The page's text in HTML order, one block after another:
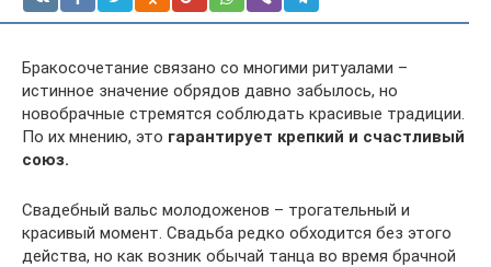
Бракосочетание связано со многими ритуалами –
истинное значение обрядов давно забылось, но
новобрачные стремятся соблюдать красивые традиции.
По их мнению, это гарантирует крепкий и счастливый
союз.
Свадебный вальс молодоженов – трогательный и
красивый момент. Свадьба редко обходится без этого
действа, но как возник обычай танца во время брачной